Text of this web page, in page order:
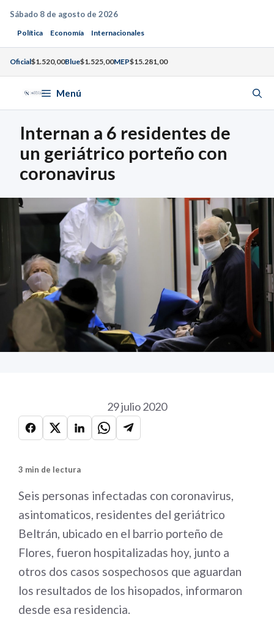
Saltar
contenido
Sábado 8 de agosto de 2026
Política Economía Internacionales
Oficial$1.520,00Blue$1.525,00MEP$15.281,00
Menú
Internan a 6 residentes de
un geriátrico porteño con
coronavirus
29 julio 2020
3 min de lectura
Seis personas infectadas con coronavirus,
asintomaticos, residentes del geriátrico
Beltrán, ubicado en el barrio porteño de
Flores, fueron hospitalizadas hoy, junto a
otros dos casos sospechosos que aguardan
los resultados de los hisopados, informaron
desde esa residencia.